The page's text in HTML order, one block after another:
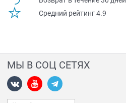
Средний рейтинг 4.9
МЫ В СОЦ СЕТЯХ